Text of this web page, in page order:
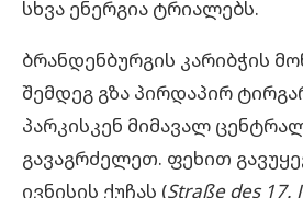
სხვა ენერგია ტრიალებს.
ბრანდენბურგის კარიბჭის
შემდეგ გზა პირდაპირ
პარკისკენ მიმავალ
გავაგრძელეთ. ფეხით
ივნისის ქუჩას (Straße des 17.